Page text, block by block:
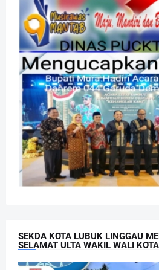
SEKDA KOTA LUBUK LINGGAU
SELAMAT ULTA WAKIL WALI